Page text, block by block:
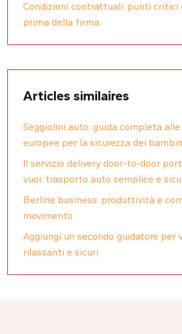
Condizioni contrattuali: punti critici
prima della firma
Articles similaires
Seggiolini auto: guida completa
europee per la sicurezza dei
Il servizio delivery door-to-door
vuoi: trasporto auto semplice e
Berline business: produttività e
movimento
Aggiungi un secondo guidatore per
rilassanti e sicuri